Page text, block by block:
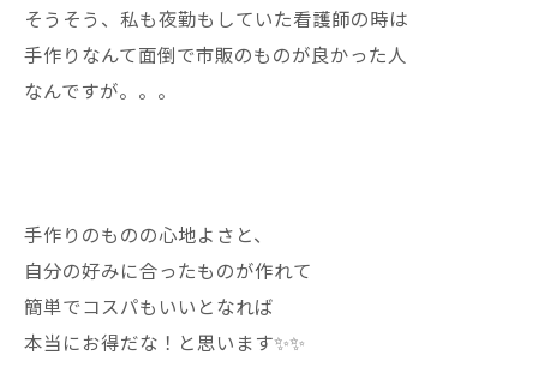
そうそう、私も夜勤もしていた看護師の時は
手作りなんて面倒で市販のものが良かった人
なんですが。。。
手作りのものの心地よさと、
自分の好みに合ったものが作れて
簡単でコスパもいいとなれば
本当にお得だな！と思います✨✨